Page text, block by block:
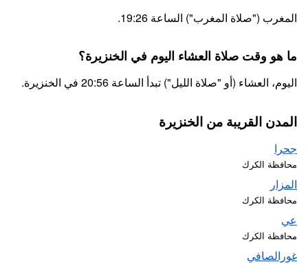
المغرب ("صلاة المغرب") الساعة 19:26.
ما هو وقت صلاة العشاء اليوم في الخنزيرة؟
اليوم، العشاء (أو "صلاة الليل") تبدأ الساعة 20:56 في الخنزيرة.
المدن القريبة من الخنزيرة
جحرا
محافظة الكرك
المزار
محافظة الكرك
عي
محافظة الكرك
غورالصافي